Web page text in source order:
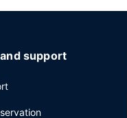
support